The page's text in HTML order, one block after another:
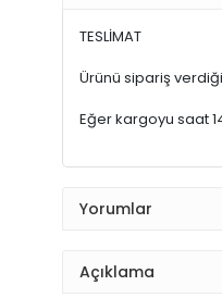
TESLİMAT
Ürünü sipariş
Eğer kargoyu saat
Yorumlar
Açıklama